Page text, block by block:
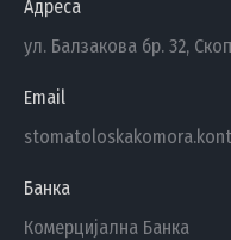
Адреса
ул. Балзакова бр. 32,
Email
Банка
Комерцијална Банка